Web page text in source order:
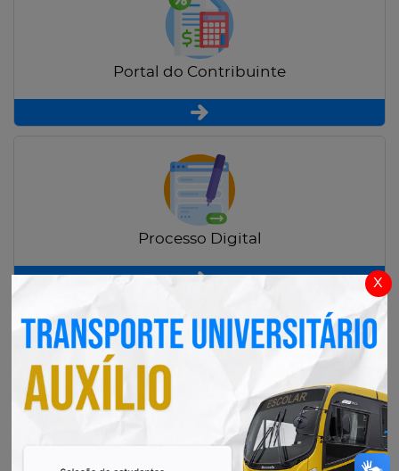
x
Portal do Contribuinte
Processo Digital
Radar Transparência Pública